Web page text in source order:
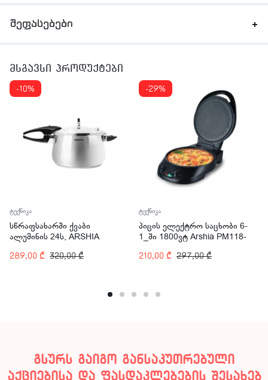
შეფასებები
მსგავსი პროდუქტები
-10%
ტექნიკა
სწრაფსახარში ქვაბი
ალუმინის 24ს, ARSHIA
289,00 ₾ 320,00₾
-29%
ტექნიკა
პიცის ელექტრო საცხობი 6-
1_ში 1800ვტ Arshia PM118-
210,00 ₾ 297,00₾
გსურს გაიგო განსაკუთრებული
აქციებისა და ფასდაკლებების შესახებ